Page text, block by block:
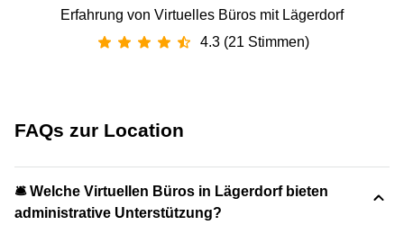
Erfahrung von Virtuelles Büros mit Lägerdorf
4.3 (21 Stimmen)
FAQs zur Location
🛎 Welche Virtuellen Büros in Lägerdorf bieten
administrative Unterstützung?